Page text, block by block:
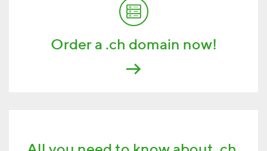
Order a .ch domain now!